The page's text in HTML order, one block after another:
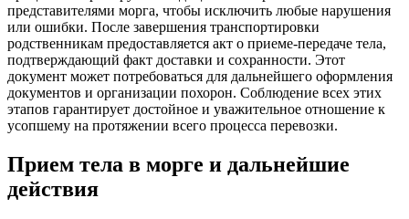
представителями морга, чтобы исключить любые нарушения
или ошибки. После завершения транспортировки
родственникам предоставляется акт о приеме-передаче тела,
подтверждающий факт доставки и сохранности. Этот
документ может потребоваться для дальнейшего оформления
документов и организации похорон. Соблюдение всех этих
этапов гарантирует достойное и уважительное отношение к
усопшему на протяжении всего процесса перевозки.
Прием тела в морге и дальнейшие
действия